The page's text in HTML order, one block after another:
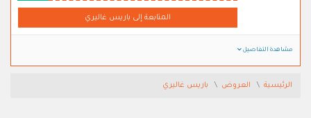
المتابعة إلى باريس غاليري
مشاهدة التفاصيل
الرئيسية العروض باريس غاليري